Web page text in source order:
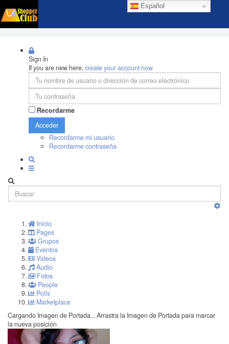
Español
Sign In
If you are new here,create your account now
Recordarme
Acceder
Recordarme mi usuario
Recordarme contraseña
Inicio
Pages
Grupos
Eventos
Videos
Audio
Fotos
People
Polls
Marketplace
Cargando Imagen de Portada... Arrastra la Imagen de Portada para marcar
la nueva posición